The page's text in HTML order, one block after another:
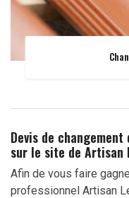
Devis de
sur le site de Artisan
Afin de vous faire
professionnel Artisan